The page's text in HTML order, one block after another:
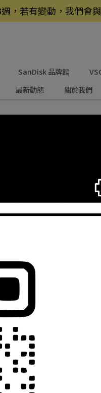
，若有變動，我們會
SanDisk 品牌館
最新動態 關於我們
【貨況請
天霸
公分